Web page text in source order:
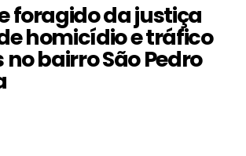
foragido da justiça
homicídio e tráfico
bairro São Pedro